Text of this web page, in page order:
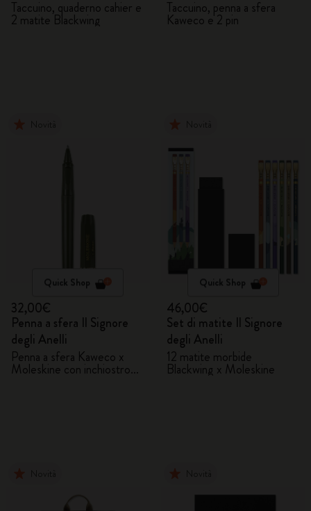
Taccuino, quaderno cahier e
2 matite Blackwing
Taccuino, penna a sfera
Kaweco e 2 pin
Quick Shop
32,00€
Penna a sfera Il Signore
degli Anelli
Penna a sfera Kaweco x
Moleskine con inchiostro
Quick Shop
46,00€
Set di matite Il Signore
degli Anelli
12 matite morbide
Blackwing x Moleskine